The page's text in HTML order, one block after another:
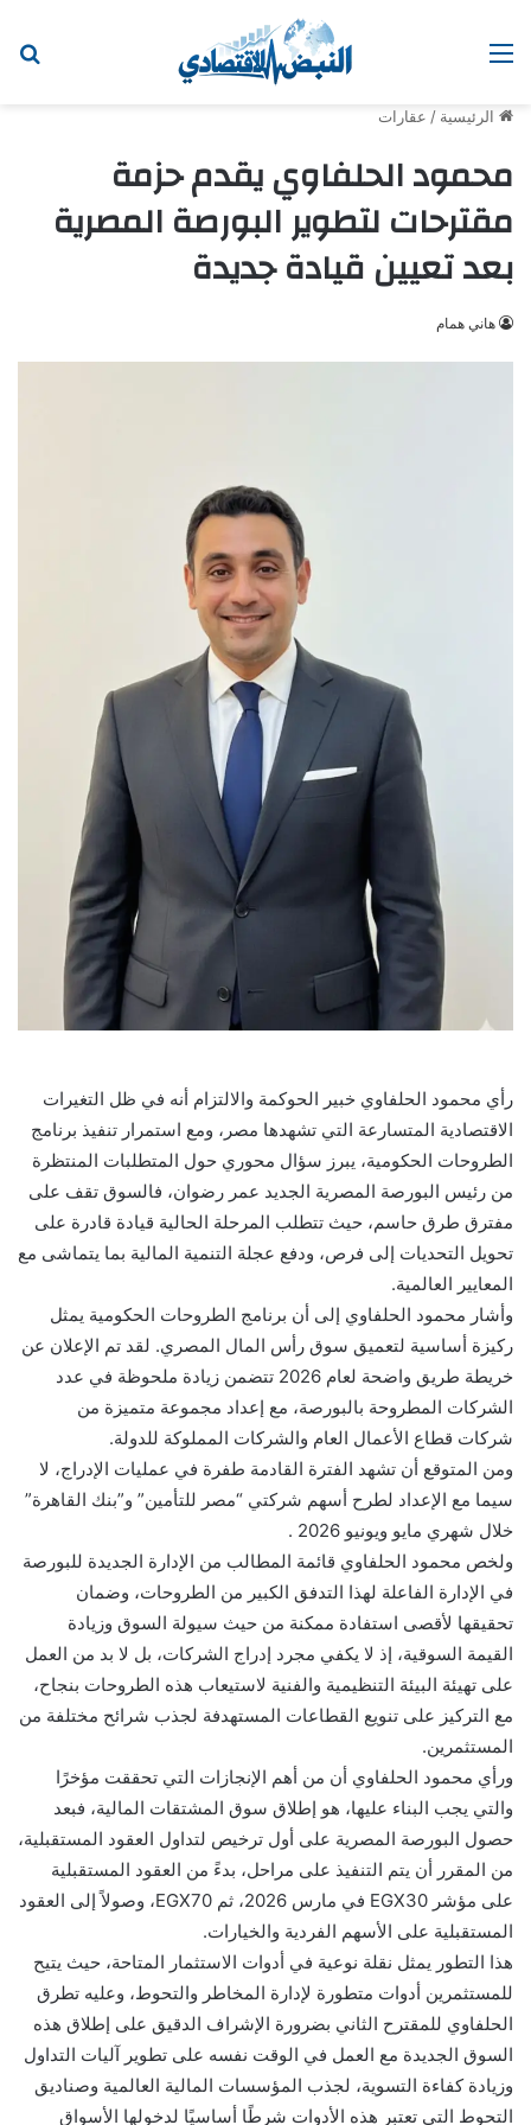
القائمة
الرئيسية / عقارات
محمود الحلفاوي يقدم حزمة
مقترحات لتطوير البورصة المصرية
بعد تعيين قيادة جديدة
هاني همام
رأي محمود الحلفاوي خبير الحوكمة والالتزام أنه في ظل التغيرات
الاقتصادية المتسارعة التي تشهدها مصر، ومع استمرار تنفيذ برنامج
الطروحات الحكومية، يبرز سؤال محوري حول المتطلبات المنتظرة
من رئيس البورصة المصرية الجديد عمر رضوان، فالسوق تقف على
مفترق طرق حاسم، حيث تتطلب المرحلة الحالية قيادة قادرة على
تحويل التحديات إلى فرص، ودفع عجلة التنمية المالية بما يتماشى مع
المعايير العالمية.
وأشار محمود الحلفاوي إلى أن برنامج الطروحات الحكومية يمثل
ركيزة أساسية لتعميق سوق رأس المال المصري. لقد تم الإعلان عن
خريطة طريق واضحة لعام 2026 تتضمن زيادة ملحوظة في عدد
الشركات المطروحة بالبورصة، مع إعداد مجموعة متميزة من
شركات قطاع الأعمال العام والشركات المملوكة للدولة.
ومن المتوقع أن تشهد الفترة القادمة طفرة في عمليات الإدراج، لا
سيما مع الإعداد لطرح أسهم شركتي “مصر للتأمين” و”بنك القاهرة”
خلال شهري مايو ويونيو 2026 .
ولخص محمود الحلفاوي قائمة المطالب من الإدارة الجديدة للبورصة
في الإدارة الفاعلة لهذا التدفق الكبير من الطروحات، وضمان
تحقيقها لأقصى استفادة ممكنة من حيث سيولة السوق وزيادة
القيمة السوقية، إذ لا يكفي مجرد إدراج الشركات، بل لا بد من العمل
على تهيئة البيئة التنظيمية والفنية لاستيعاب هذه الطروحات بنجاح،
مع التركيز على تنويع القطاعات المستهدفة لجذب شرائح مختلفة من
المستثمرين.
ورأي محمود الحلفاوي أن من أهم الإنجازات التي تحققت مؤخرًا
والتي يجب البناء عليها، هو إطلاق سوق المشتقات المالية، فبعد
حصول البورصة المصرية على أول ترخيص لتداول العقود المستقبلية،
من المقرر أن يتم التنفيذ على مراحل، بدءً من العقود المستقبلية
على مؤشر EGX30 في مارس 2026، ثم EGX70، وصولاً إلى العقود
المستقبلية على الأسهم الفردية والخيارات.
هذا التطور يمثل نقلة نوعية في أدوات الاستثمار المتاحة، حيث يتيح
للمستثمرين أدوات متطورة لإدارة المخاطر والتحوط، وعليه تطرق
الحلفاوي للمقترح الثاني بضرورة الإشراف الدقيق على إطلاق هذه
السوق الجديدة مع العمل في الوقت نفسه على تطوير آليات التداول
وزيادة كفاءة التسوية، لجذب المؤسسات المالية العالمية وصناديق
التحوط التي تعتبر هذه الأدوات شرطًا أساسيًا لدخولها الأسواق